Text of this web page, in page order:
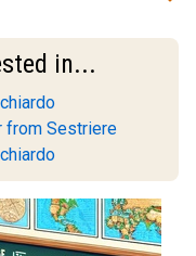
in...
from Sestriere